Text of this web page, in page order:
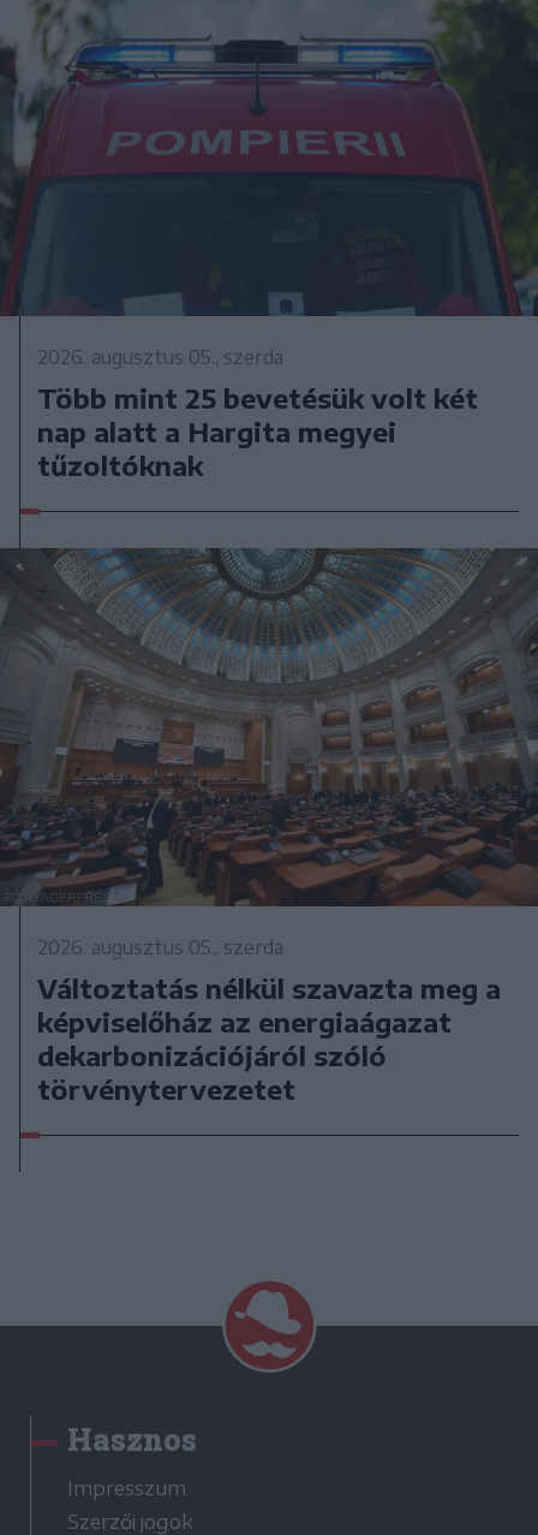
2026. augusztus 05., szerda
Több mint 25 bevetésük volt két
nap alatt a Hargita megyei
tűzoltóknak
2026. augusztus 05., szerda
Változtatás nélkül szavazta meg a
képviselőház az energiaágazat
dekarbonizációjáról szóló
törvénytervezetet
Hasznos
Impresszum
Szerzői jogok